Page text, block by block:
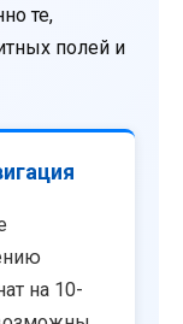
те,
полей и
на 10-